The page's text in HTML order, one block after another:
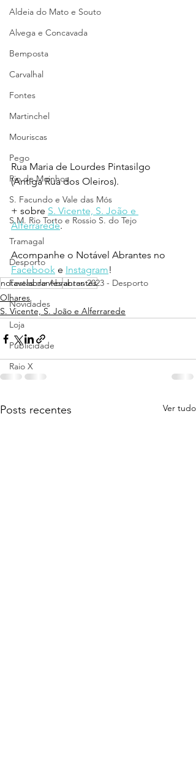
Aldeia do Mato e Souto
Alvega e Concavada
Bemposta
Carvalhal
Fontes
Martinchel
Mouriscas
Pego
Rio de Moinhos
S. Facundo e Vale das Mós
S.M. Rio Torto e Rossio S. do Tejo
Tramagal
Desporto
Festas de Abrantes 2023 - Desporto
Novidades
Loja
Publicidade
Raio X
Rua Maria de Lourdes Pintasilgo
(Antiga Rua dos Oleiros).
+ sobre S. Vicente, S. João e
Alferrarede.
Acompanhe o Notável Abrantes no
Facebook e Instagram!
notavelabrantesabrantes
Olhares
S. Vicente, S. João e Alferrarede
Posts recentes Ver tudo